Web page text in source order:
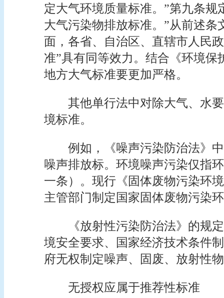
定大气环境质量标准。”第九条
大气污染物排放标准。”从前述
面，各省、自治区、直辖市人民
准”具有同等效力。结合《环境
地方大气标准要更加严格。
其他单行法中对除大气、水
境标准。
例如，《噪声污染防治法》
噪声排放标。环境噪声污染仅指
一条）。现行《固体废物污染环
主管部门制定国家固体废物污染
《放射性污染防治法》的规
境安全要求、国家经济技术条件
府无权制定噪声、固废、放射性
无授权应属于推荐性标准